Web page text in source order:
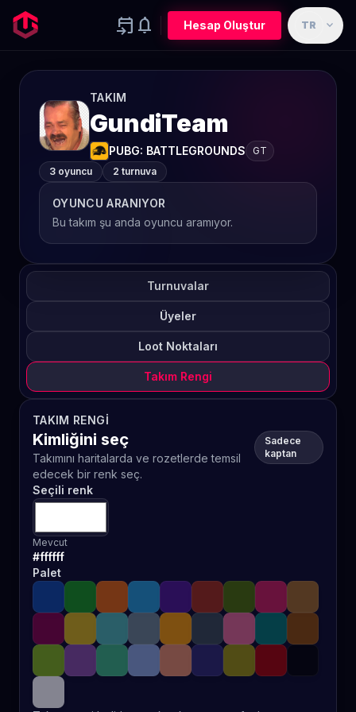
event_upcoming notifications Hesap Oluştur TR expand_more
TAKIM
GundiTeam
PUBG: BATTLEGROUNDS
GT
3 oyuncu
2 turnuva
OYUNCU ARANIYOR
Bu takım şu anda oyuncu aramıyor.
Turnuvalar
Üyeler
Loot Noktaları
Takım Rengi
TAKIM RENGI
Kimliğini seç
Takımını haritalarda ve rozetlerde temsil
edecek bir renk seç.
Sadece
kaptan
Seçili renk
Mevcut
#ffffff
Palet